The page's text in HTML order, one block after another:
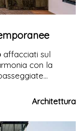
affacciati sul
con la
Architettura